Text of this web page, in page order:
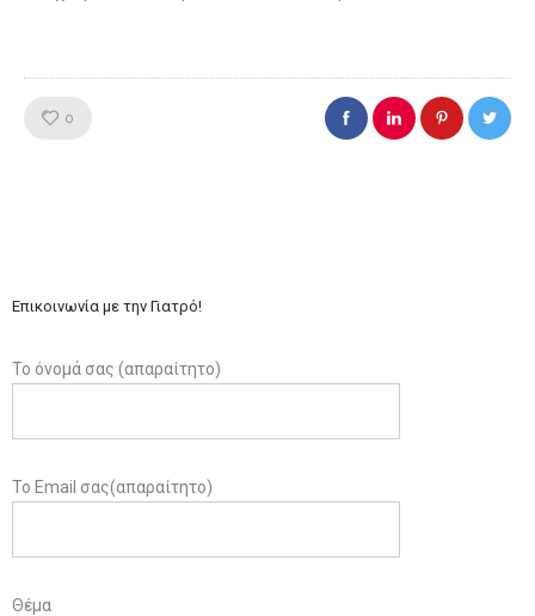
0
Επικοινωνία με την Γιατρό!
Το όνομά σας (απαραίτητο)
Το Email σας(απαραίτητο)
Θέμα